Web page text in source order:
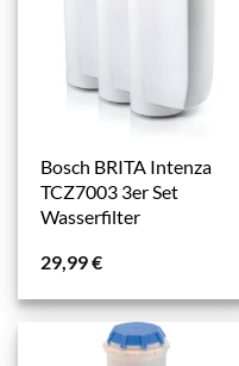
Bosch BRITA Intenza
TCZ7003 3er Set
Wasserfilter
29,99€